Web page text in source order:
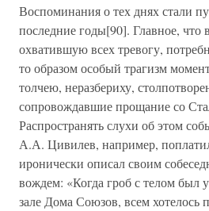
Воспоминания о тех днях стали
последние годы[90]. Главное, что
охватившую всех тревогу,
то образом особый трагизм
толчею, неразбериху,
сопровождавшие прощание со
Распространять слухи об этом
А.А. Цивилев, например,
иронически описал своим
вождем: «Когда гроб с телом был
зале Дома Союзов, всем хотелось